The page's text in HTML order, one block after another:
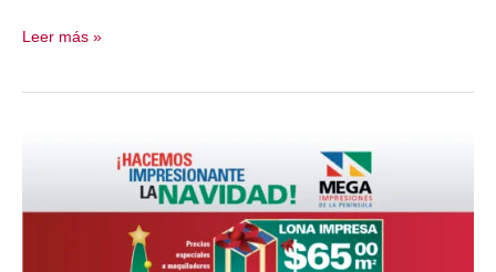
Daruma
Leer más »